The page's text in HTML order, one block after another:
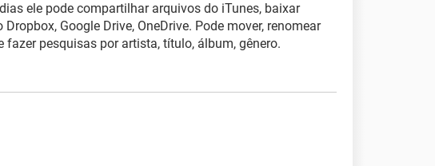
ele pode compartilhar arquivos do iTunes, baixar
Google Drive, OneDrive. Pode mover, renomear
pesquisas por artista, título, álbum, gênero.